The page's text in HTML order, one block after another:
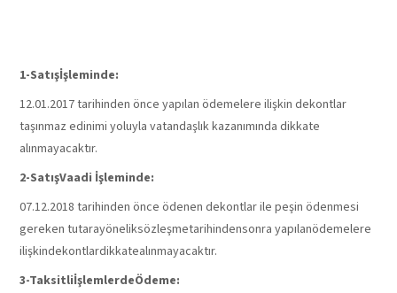
1-Satışİşleminde:
12.01.2017 tarihinden önce yapılan ödemelere ilişkin dekontlar
taşınmaz edinimi yoluyla vatandaşlık kazanımında dikkate
alınmayacaktır.
2-SatışVaadi İşleminde:
07.12.2018 tarihinden önce ödenen dekontlar ile peşin ödenmesi
gereken tutarayöneliksözleşmetarihindensonra yapılanödemelere
ilişkindekontlardikkatealınmayacaktır.
3-TaksitliİşlemlerdeÖdeme: